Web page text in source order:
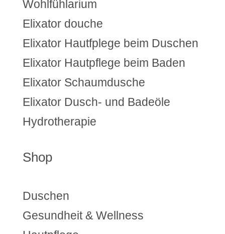
Wohlfühlarium
Elixator douche
Elixator Hautfplege beim Duschen
Elixator Hautpflege beim Baden
Elixator Schaumdusche
Elixator Dusch- und Badeöle
Hydrotherapie
Shop
Duschen
Gesundheit & Wellness